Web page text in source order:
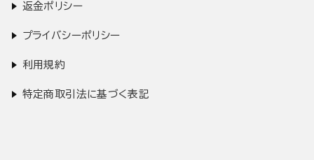
返金ポリシー
プライバシーポリシー
利用規約
特定商取引法に基づく表記